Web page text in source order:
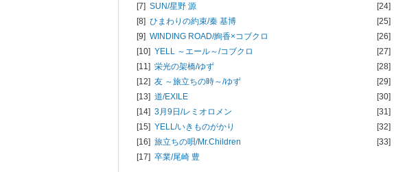
[7] SUN/星野 源
[8] ひまわりの約束/秦 基博
[9] WINDING ROAD/絢香×コブクロ
[10] YELL ～エール～/コブクロ
[11] 栄光の架橋/ゆず
[12] 友 ～旅立ちの時～/ゆず
[13] 道/EXILE
[14] 3月9日/レミオロメン
[15] YELL/いきものがかり
[16] 旅立ちの唄/Mr.Children
[17] 卒業/尾崎 豊
[24]
[25]
[26]
[27]
[28]
[29]
[30]
[31]
[32]
[33]